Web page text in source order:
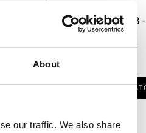
About
our traffic. We also share
Halloween 2018
Michael Myers
RUPTURE DE